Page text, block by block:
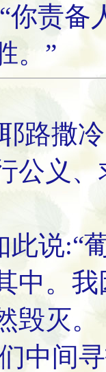
你责备
。”
路撒
公义
此说:“
中。
毁灭。
中间